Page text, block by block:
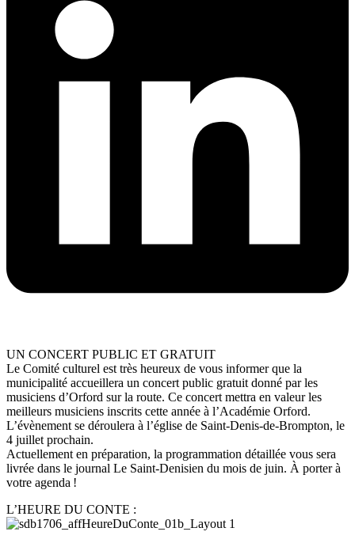
UN CONCERT PUBLIC ET GRATUIT
Le Comité culturel est très heureux de vous informer que la
municipalité accueillera un concert public gratuit donné par les
musiciens d’Orford sur la route. Ce concert mettra en valeur les
meilleurs musiciens inscrits cette année à l’Académie Orford.
L’évènement se déroulera à l’église de Saint-Denis-de-Brompton, le
4 juillet prochain.
Actuellement en préparation, la programmation détaillée vous sera
livrée dans le journal Le Saint-Denisien du mois de juin. À porter à
votre agenda !
L’HEURE DU CONTE :